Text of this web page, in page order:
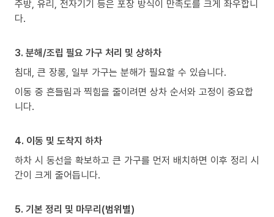
주방, 유리, 전자기기 등은 포장 방식이 만족도를 크게 좌우합니
다.
3. 분해/조립 필요 가구 처리 및 상하차
침대, 큰 장롱, 일부 가구는 분해가 필요할 수 있습니다.
이동 중 흔들림과 찍힘을 줄이려면 상차 순서와 고정이 중요합
니다.
4. 이동 및 도착지 하차
하차 시 동선을 확보하고 큰 가구를 먼저 배치하면 이후 정리 시
간이 크게 줄어듭니다.
5. 기본 정리 및 마무리(범위별)